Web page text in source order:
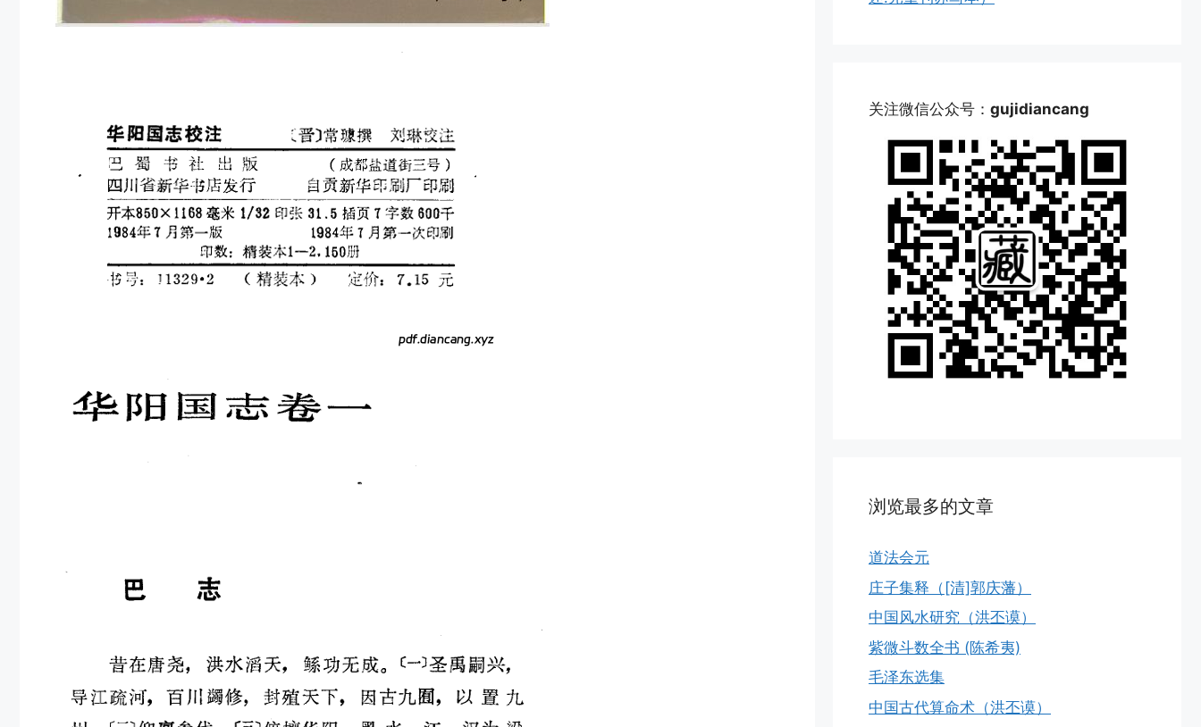
关注微信公众号： gujidiancang
浏览最多的文章
道法会元
庄子集释（[清]郭庆藩）
中国风水研究（洪丕谟）
紫微斗数全书 (陈希夷)
毛泽东选集
中国古代算命术（洪丕谟）